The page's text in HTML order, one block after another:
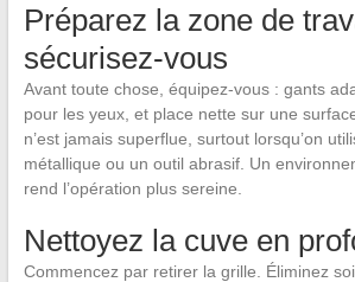
Préparez la zone de
sécurisez-vous
Avant toute chose, équipez-vous : gants
pour les yeux, et place nette sur une
n’est jamais superflue, surtout lorsqu’on
métallique ou un outil abrasif. Un
rend l’opération plus sereine.
Nettoyez la cuve en
Commencez par retirer la grille. Éliminez